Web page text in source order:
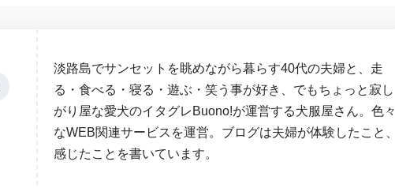
淡路島でサンセットを眺めながら暮らす40代の夫婦と、走
る・食べる・寝る・遊ぶ・笑う事が好き、でもちょっと寂し
がり屋な愛犬のイタグレBuono!が運営する犬服屋さん。色々
なWEB関連サービスを運営。ブログは夫婦が体験したこと、
感じたことを書いています。